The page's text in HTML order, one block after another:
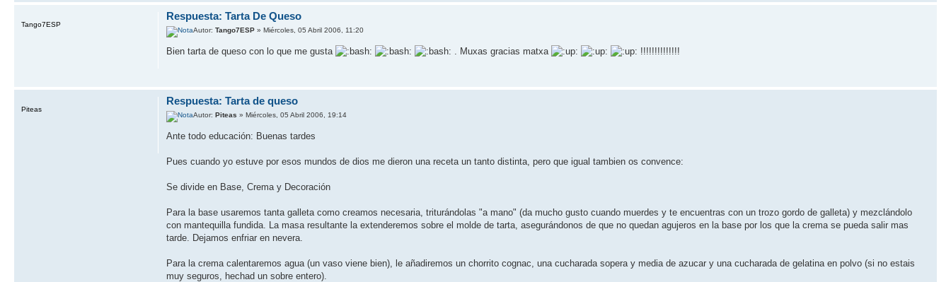
Respuesta: Tarta De Queso
Autor:Tango7ESP » Miércoles, 05 Abril 2006, 11:20
Bien tarta de queso con lo que me gusta . Muxas gracias matxa !!!!!!!!!!!!!!
Tango7ESP
Respuesta: Tarta de queso
Autor:Piteas » Miércoles, 05 Abril 2006, 19:14
Ante todo educación: Buenas tardes
Pues cuando yo estuve por esos mundos de dios me dieron una receta un tanto distinta, pero que igual tambien os convence:
Se divide en Base, Crema y Decoración
Para la base usaremos tanta galleta como creamos necesaria, triturándolas "a mano" (da mucho gusto cuando muerdes y te encuentras con un trozo gordo de galleta) y mezclándolo
con mantequilla fundida. La masa resultante la extenderemos sobre el molde de tarta, asegurándonos de que no quedan agujeros en la base por los que la crema se pueda salir mas
tarde. Dejamos enfriar en nevera.
Para la crema calentaremos agua (un vaso viene bien), le añadiremos un chorrito cognac, una cucharada sopera y media de azucar y una cucharada de gelatina en polvo (si no estais
muy seguros, hechad un sobre entero).
Piteas